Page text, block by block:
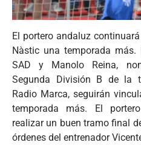
El portero andaluz
Nàstic una temporada más.
SAD y Manolo Reina,
Segunda División B de la
Radio Marca, seguirán
temporada más. El
realizar un buen tramo final
órdenes del entrenador